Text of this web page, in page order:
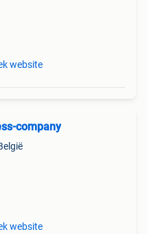
website
company
website